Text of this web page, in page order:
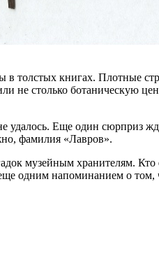
толстых книгах. Плотные
не столько ботаническую
удалось. Еще один сюрприз
фамилия «Лавров».
музейным хранителям. Кто
одним напоминанием о